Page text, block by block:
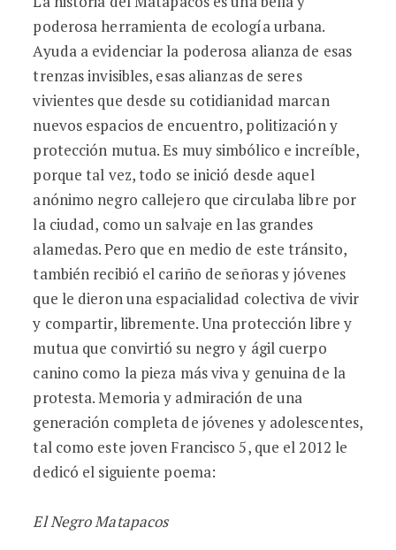
poderosa herramienta de ecología urbana.
Ayuda a evidenciar la poderosa alianza de esas
trenzas invisibles, esas alianzas de seres
vivientes que desde su cotidianidad marcan
nuevos espacios de encuentro, politización y
protección mutua. Es muy simbólico e increíble,
porque tal vez, todo se inició desde aquel
anónimo negro callejero que circulaba libre por
la ciudad, como un salvaje en las grandes
alamedas. Pero que en medio de este tránsito,
también recibió el cariño de señoras y jóvenes
que le dieron una espacialidad colectiva de vivir
y compartir, libremente. Una protección libre y
mutua que convirtió su negro y ágil cuerpo
canino como la pieza más viva y genuina de la
protesta. Memoria y admiración de una
generación completa de jóvenes y adolescentes,
tal como este joven Francisco 5, que el 2012 le
dedicó el siguiente poema:
El Negro Matapacos